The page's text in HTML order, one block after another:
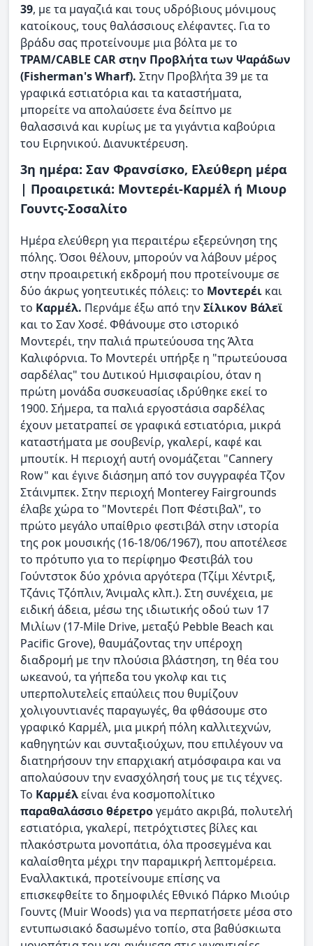
39, με τα μαγαζιά και τους υδρόβιους μόνιμους
κατοίκους, τους θαλάσσιους ελέφαντες. Για το
βράδυ σας προτείνουμε μια βόλτα με το
ΤΡΑΜ/CABLE CAR στην Προβλήτα των Ψαράδων
(Fisherman's Wharf). Στην Προβλήτα 39 με τα
γραφικά εστιατόρια και τα καταστήματα,
μπορείτε να απολαύσετε ένα δείπνο με
θαλασσινά και κυρίως με τα γιγάντια καβούρια
του Ειρηνικού. Διανυκτέρευση.
3η ημέρα: Σαν Φρανσίσκο, Ελεύθερη μέρα
| Προαιρετικά: Μοντερέι-Καρμέλ ή Μιουρ
Γουντς-Σοσαλίτο
Ημέρα ελεύθερη για περαιτέρω εξερεύνηση της
πόλης. Όσοι θέλουν, μπορούν να λάβουν μέρος
στην προαιρετική εκδρομή που προτείνουμε σε
δύο άκρως γοητευτικές πόλεις: το Μοντερέι και
το Καρμέλ. Περνάμε έξω από την Σίλικον Βάλεϊ
και το Σαν Χοσέ. Φθάνουμε στο ιστορικό
Μοντερέι, την παλιά πρωτεύουσα της Άλτα
Καλιφόρνια. Το Μοντερέι υπήρξε η "πρωτεύουσα
σαρδέλας" του Δυτικού Ημισφαιρίου, όταν η
πρώτη μονάδα συσκευασίας ιδρύθηκε εκεί το
1900. Σήμερα, τα παλιά εργοστάσια σαρδέλας
έχουν μετατραπεί σε γραφικά εστιατόρια, μικρά
καταστήματα με σουβενίρ, γκαλερί, καφέ και
μπουτίκ. Η περιοχή αυτή ονομάζεται "Cannery
Row" και έγινε διάσημη από τον συγγραφέα Τζον
Στάινμπεκ. Στην περιοχή Monterey Fairgrounds
έλαβε χώρα το "Μοντερέι Ποπ Φέστιβαλ", το
πρώτο μεγάλο υπαίθριο φεστιβάλ στην ιστορία
της ροκ μουσικής (16-18/06/1967), που αποτέλεσε
το πρότυπο για το περίφημο Φεστιβάλ του
Γούντστοκ δύο χρόνια αργότερα (Τζίμι Χέντριξ,
Τζάνις Τζόπλιν, Άνιμαλς κλπ.). Στη συνέχεια, με
ειδική άδεια, μέσω της ιδιωτικής οδού των 17
Μιλίων (17-Mile Drive, μεταξύ Pebble Beach και
Pacific Grove), θαυμάζοντας την υπέροχη
διαδρομή με την πλούσια βλάστηση, τη θέα του
ωκεανού, τα γήπεδα του γκολφ και τις
υπερπολυτελείς επαύλεις που θυμίζουν
χολιγουντιανές παραγωγές, θα φθάσουμε στο
γραφικό Καρμέλ, μια μικρή πόλη καλλιτεχνών,
καθηγητών και συνταξιούχων, που επιλέγουν να
διατηρήσουν την επαρχιακή ατμόσφαιρα και να
απολαύσουν την ενασχόλησή τους με τις τέχνες.
Το Καρμέλείναι ένα κοσμοπολίτικο
παραθαλάσσιο θέρετρογεμάτο ακριβά, πολυτελή
εστιατόρια, γκαλερί, πετρόχτιστες βίλες και
πλακόστρωτα μονοπάτια, όλα προσεγμένα και
καλαίσθητα μέχρι την παραμικρή λεπτομέρεια.
Εναλλακτικά, προτείνουμε επίσης να
επισκεφθείτε το δημοφιλές Εθνικό Πάρκο Μιούιρ
Γουντς (Μuir Woods) για να περπατήσετε μέσα στο
εντυπωσιακό δασωμένο τοπίο, στα βαθύσκιωτα